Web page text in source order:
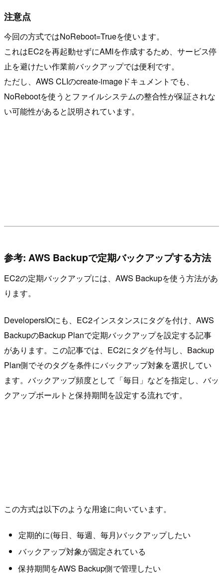
注意点
今回の方式ではNoReboot=Trueを使います。
これはEC2を再起動せずにAMIを作成するため、サービス停
止を避けたい作業前バックアップでは便利です。
ただし、AWS CLIのcreate-imageドキュメントでも、
NoRebootを使うとファイルシステムの整合性が保証されな
い可能性があると説明されています。
参考: AWS Backupで定期バックアップする方法
EC2の定期バックアップには、AWS Backupを使う方法があ
ります。
DevelopersIOにも、EC2インスタンスにタグを付け、AWS
BackupのBackup Planで定期バックアップを設定する記事
があります。この記事では、EC2にタグを付与し、Backup
Plan側でそのタグを条件にバックアップ対象を選択してい
ます。バックアップ頻度として「毎日」などを指定し、バッ
クアップボールトと保持期間を設定する流れです。
この方式は以下のような用途に向いています。
定期的に(毎日、毎週、毎月)バックアップしたい
バックアップ対象が固定されている
保持期間をAWS Backup側で管理したい